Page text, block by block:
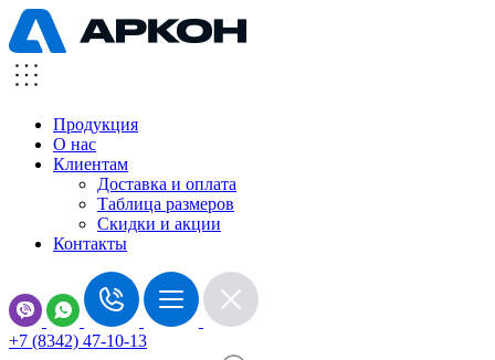
Продукция
О нас
Клиентам
Доставка и оплата
Таблица размеров
Скидки и акции
Контакты
+7 (8342) 47-10-13